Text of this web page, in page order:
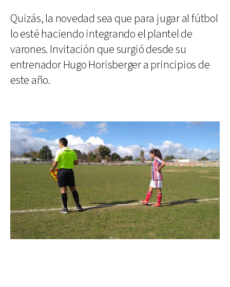
Quizás, la novedad sea que para jugar al fútbol
lo esté haciendo integrando el plantel de
varones. Invitación que surgió desde su
entrenador Hugo Horisberger a principios de
este año.